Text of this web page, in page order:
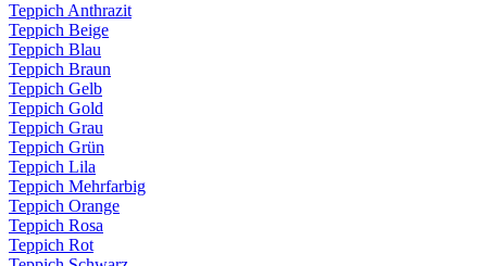
Teppich Anthrazit
Teppich Beige
Teppich Blau
Teppich Braun
Teppich Gelb
Teppich Gold
Teppich Grau
Teppich Grün
Teppich Lila
Teppich Mehrfarbig
Teppich Orange
Teppich Rosa
Teppich Rot